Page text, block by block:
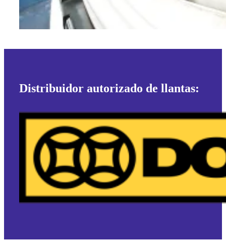
Distribuidor autorizado de llantas: